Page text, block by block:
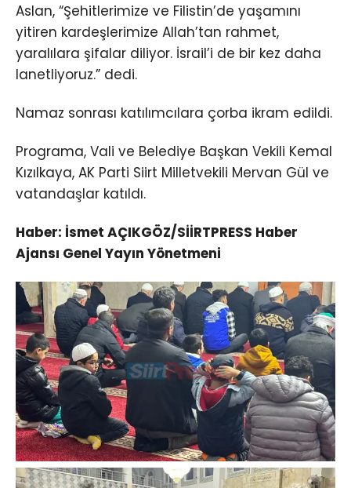
Aslan, “Şehitlerimize ve Filistin’de yaşamını
yitiren kardeşlerimize Allah’tan rahmet,
yaralılara şifalar diliyor. İsrail’i de bir kez daha
lanetliyoruz.” dedi.
Namaz sonrası katılımcılara çorba ikram edildi.
Programa, Vali ve Belediye Başkan Vekili Kemal
Kızılkaya, AK Parti Siirt Milletvekili Mervan Gül ve
vatandaşlar katıldı.
Haber: İsmet AÇIKGÖZ/SİİRTPRESS Haber
Ajansı Genel Yayın Yönetmeni